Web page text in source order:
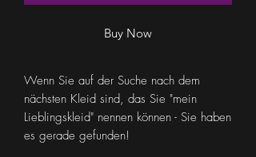
Buy Now
Wenn Sie auf der Suche nach dem
nächsten Kleid sind, das Sie "mein
Lieblingskleid" nennen können - Sie haben
es gerade gefunden!